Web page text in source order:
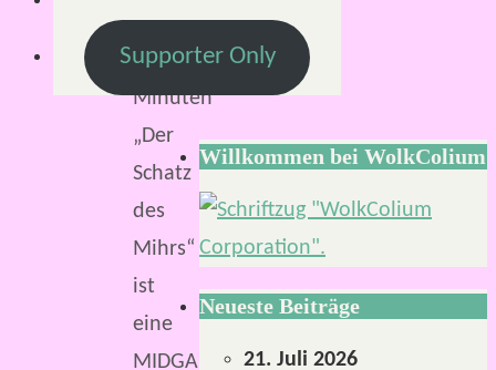
Lesezeit:
2
Minuten
„Der
Schatz
des
Mihrs“
ist
eine
MIDGARD-
Supporter Only
Willkommen bei WolkColium
Neueste Beiträge
21. Juli 2026